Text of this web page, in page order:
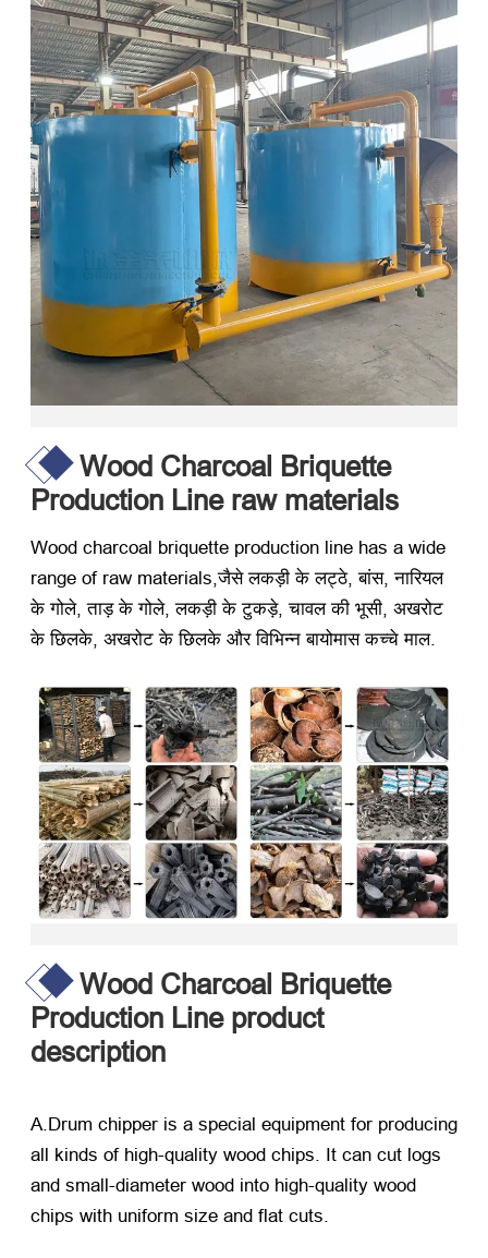
Wood Charcoal Briquette
Production Line raw materials
Wood charcoal briquette production line has a wide
range of raw materials ,जैसे लकड़ी के लट्ठे, बांस, नारियल
के गोले, ताड़ के गोले, लकड़ी के टुकड़े, चावल की भूसी, अखरोट
के छिलके, अखरोट के छिलके और विभिन्न बायोमास कच्चे माल.
Wood Charcoal Briquette
Production Line product
description
A.Drum chipper is a special equipment for producing
all kinds of high-quality wood chips. It can cut logs
and small-diameter wood into high-quality wood
chips with uniform size and flat cuts.